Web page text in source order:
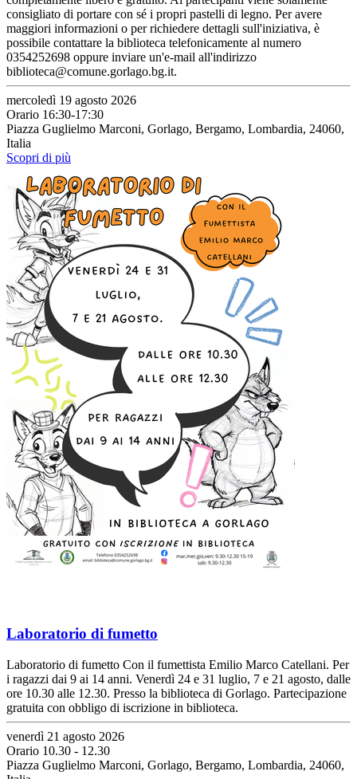
consigliato di portare con sé i propri pastelli di legno. Per avere
maggiori informazioni o per richiedere dettagli sull'iniziativa, è
possibile contattare la biblioteca telefonicamente al numero
0354252698 oppure inviare un'e-mail all'indirizzo
biblioteca@comune.gorlago.bg.it.
mercoledì 19 agosto 2026
Orario 16:30-17:30
Piazza Guglielmo Marconi, Gorlago, Bergamo, Lombardia, 24060,
Italia
Scopri di più
Laboratorio di fumetto
Laboratorio di fumetto Con il fumettista Emilio Marco Catellani. Per
i ragazzi dai 9 ai 14 anni. Venerdì 24 e 31 luglio, 7 e 21 agosto, dalle
ore 10.30 alle 12.30. Presso la biblioteca di Gorlago. Partecipazione
gratuita con obbligo di iscrizione in biblioteca.
venerdì 21 agosto 2026
Orario 10.30 - 12.30
Piazza Guglielmo Marconi, Gorlago, Bergamo, Lombardia, 24060,